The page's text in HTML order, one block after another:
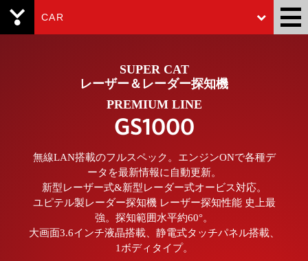
CAR
SUPER CAT
レーザー＆レーダー探知機
PREMIUM LINE
GS1000
無線LAN搭載のフルスペック。エンジンONで各種デ
ータを最新情報に自動更新。
新型レーザー式&新型レーダー式オービス対応。
ユピテル製レーダー探知機 レーザー探知性能 史上最
強。探知範囲水平約60°。
大画面3.6インチ液晶搭載、静電式タッチパネル搭載、
1ボディタイプ。